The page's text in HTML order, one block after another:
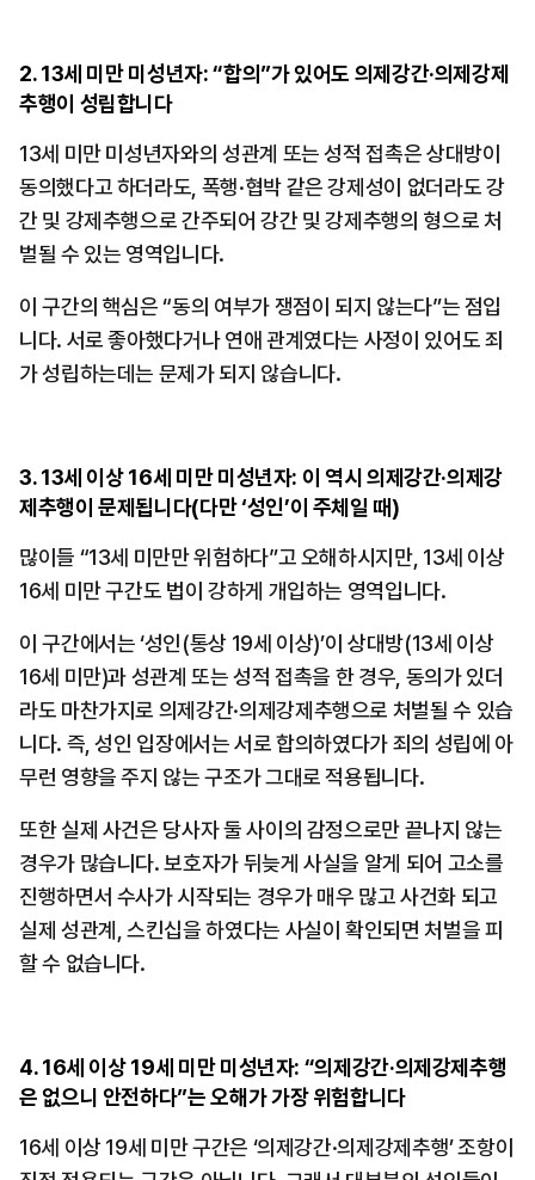
2. 13세 미만 미성년자: “합의”가 있어도 의제강간·의제강제
추행이 성립합니다
13세 미만 미성년자와의 성관계 또는 성적 접촉은 상대방이
동의했다고 하더라도, 폭행·협박 같은 강제성이 없더라도 강
간 및 강제추행으로 간주되어 강간 및 강제추행의 형으로 처
벌될 수 있는 영역입니다.
이 구간의 핵심은 “동의 여부가 쟁점이 되지 않는다”는 점입
니다. 서로 좋아했다거나 연애 관계였다는 사정이 있어도 죄
가 성립하는데는 문제가 되지 않습니다.
3. 13세 이상 16세 미만 미성년자: 이 역시 의제강간·의제강
제추행이 문제됩니다(다만 ‘성인’이 주체일 때)
많이들 “13세 미만만 위험하다”고 오해하시지만, 13세 이상
16세 미만 구간도 법이 강하게 개입하는 영역입니다.
이 구간에서는 ‘성인(통상 19세 이상)’이 상대방(13세 이상
16세 미만)과 성관계 또는 성적 접촉을 한 경우, 동의가 있더
라도 마찬가지로 의제강간·의제강제추행으로 처벌될 수 있습
니다. 즉, 성인 입장에서는 서로 합의하였다가 죄의 성립에 아
무런 영향을 주지 않는 구조가 그대로 적용됩니다.
또한 실제 사건은 당사자 둘 사이의 감정으로만 끝나지 않는
경우가 많습니다. 보호자가 뒤늦게 사실을 알게 되어 고소를
진행하면서 수사가 시작되는 경우가 매우 많고 사건화 되고
실제 성관계, 스킨십을 하였다는 사실이 확인되면 처벌을 피
할 수 없습니다.
4. 16세 이상 19세 미만 미성년자: “의제강간·의제강제추행
은 없으니 안전하다”는 오해가 가장 위험합니다
16세 이상 19세 미만 구간은 ‘의제강간·의제강제추행’ 조항이